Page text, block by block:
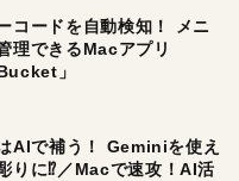
コードを自動検知！ メニ
理できるMacアプリ
」
AIで補う！ Geminiを使え
りに⁉︎／Macで速攻！AI活